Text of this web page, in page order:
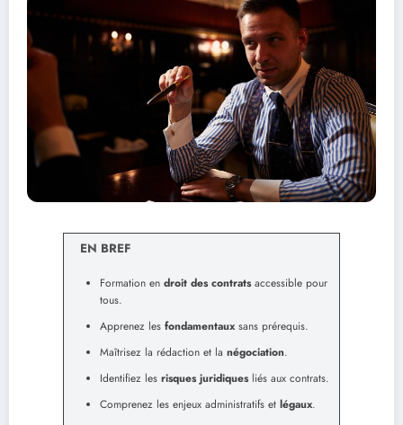
EN BREF
Formation en droit des contratsaccessible pour
tous.
Apprenez les fondamentaux sans prérequis.
Maîtrisez la rédaction et la négociation.
Identifiez les risques juridiquesliés aux contrats.
Comprenez les enjeux administratifs et légaux.